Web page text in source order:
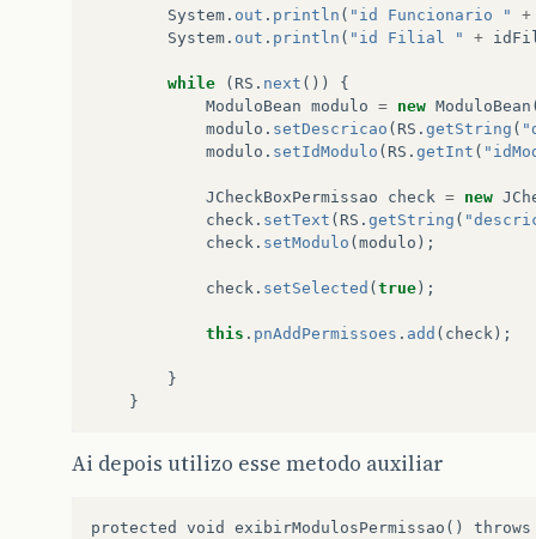
System . out . println ( "id Funcionario "
+
System . out . println ( "id Filial " +
while ( RS . next ())
{
ModuloBean modulo = new ModuloBean
modulo . setDescricao ( RS . getString (
modulo . setIdModulo ( RS . getInt (
JCheckBoxPermissao check = new
check . setText ( RS . getString (
check . setModulo (modulo );
check . setSelected (true);
this . pnAddPermissoes . add ( check );
}
}
Ai depois utilizo esse metodo auxiliar
protected void exibirModulosPermissao() throws